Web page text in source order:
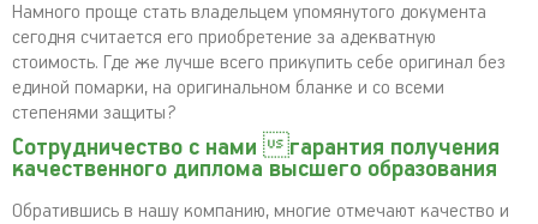
Намного проще стать владельцем упомянутого документа
сегодня считается его приобретение за адекватную
стоимость. Где же лучше всего прикупить себе оригинал без
единой помарки, на оригинальном бланке и со всеми
степенями защиты?
Сотрудничество с нами гарантия получения
качественного диплома высшего образования
Обратившись в нашу компанию, многие отмечают качество и